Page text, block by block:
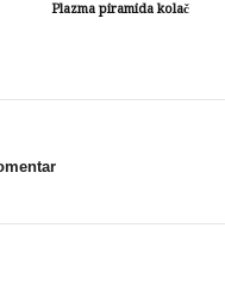
Plazma piramida kolač